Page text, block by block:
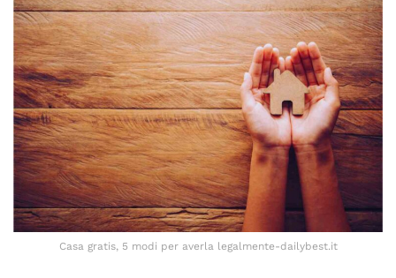
Casa gratis, 5 modi per averla legalmente-dailybest.it